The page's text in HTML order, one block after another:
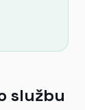
službu